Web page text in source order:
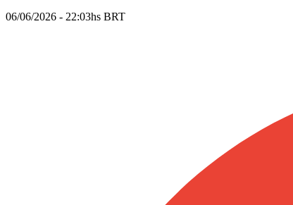
06/06/2026 - 22:03hs BRT